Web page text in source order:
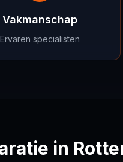
Vakmanschap
Ervaren specialisten
in